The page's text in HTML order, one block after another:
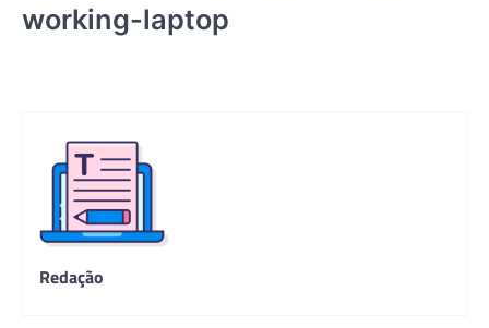
working-laptop
Redação